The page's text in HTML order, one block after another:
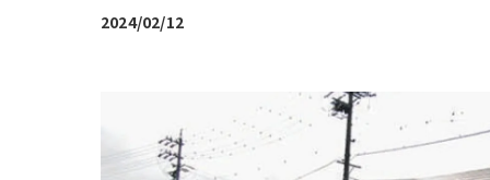
2024/02/12